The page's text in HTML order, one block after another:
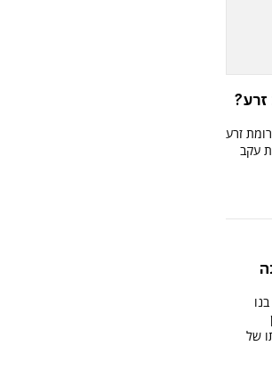
מתרומת זרע?
זרע
עקב
של